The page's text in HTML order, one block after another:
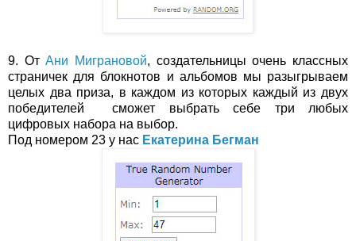
9. ОтАни Миграновой, создательницы очень классных
страничек для блокнотов и альбомов мы разыгрываем
целых два приза, в каждом из которых каждый из двух
победителей сможет выбрать себе три любых
цифровых набора на выбор.
Под номером 23 у нас Екатерина Бегман